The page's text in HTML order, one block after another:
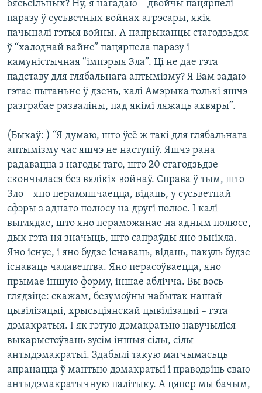
бясьсільных? Ну, я нагадаю – двойчы пацярпелі
паразу ў сусьветных войнах агрэсары, якія
пачыналі гэтыя войны. А напрыканцы стагодзьдзя
ў “халоднай вайне” пацярпела паразу і
камуністычная “імпэрыя Зла”. Ці не дае гэта
падставу для глябальнага аптымізму? Я Вам задаю
гэтае пытаньне ў дзень, калі Амэрыка толькі яшчэ
разграбае разваліны, пад якімі ляжаць ахвяры”.
(Быкаў: ) “Я думаю, што ўсё ж такі для глябальнага
аптымізму час яшчэ не наступіў. Яшчэ рана
радавацца з нагоды таго, што 20 стагодзьдзе
скончылася без вялікіх войнаў. Справа ў тым, што
Зло – яно перамяшчаецца, відаць, у сусьветнай
сфэры з аднаго полюсу на другі полюс. І калі
выглядае, што яно пераможанае на адным полюсе,
дык гэта ня значыць, што сапраўды яно зьнікла.
Яно існуе, і яно будзе існаваць, відаць, пакуль будзе
існаваць чалавецтва. Яно перасоўваецца, яно
прымае іншую форму, іншае аблічча. Вы вось
глядзіце: скажам, безумоўны набытак нашай
цывілізацыі, хрысьціянскай цывілізацыі – гэта
дэмакратыя. І як гэтую дэмакратыю навучыліся
выкарыстоўваць зусім іншыя сілы, сілы
антыдэмакратыі. Здабылі такую магчымасьць
апранацца ў мантыю дэмакратыі і праводзіць сваю
антыдэмакратычную палітыку. А цяпер мы бачым,